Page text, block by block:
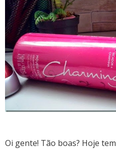
Oi gente! Tão boas? Hoje tem